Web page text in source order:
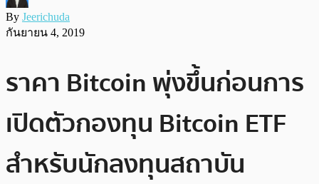
By Jeerichuda
กันยายน 4, 2019
ราคา Bitcoin พุ่งขึ้นก่อนการ
เปิดตัวกองทุน Bitcoin ETF
สำหรับนักลงทุนสถาบัน